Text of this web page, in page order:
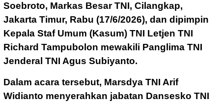
Soebroto, Markas Besar TNI, Cilangkap,
Jakarta Timur, Rabu (17/6/2026), dan dipimpin
Kepala Staf Umum (Kasum) TNI Letjen TNI
Richard Tampubolon mewakili Panglima TNI
Jenderal TNI Agus Subiyanto.
Dalam acara tersebut, Marsdya TNI Arif
Widianto menyerahkan jabatan Dansesko TNI